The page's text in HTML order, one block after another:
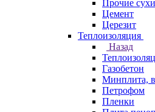
Прочие
Цемент
Церезит
Теплоизоляция
Назад
Газобетон
Минплита,
Петрофом
Пленки